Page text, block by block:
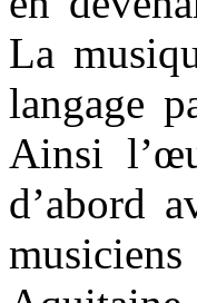
La
langage
Ainsi
d’abord